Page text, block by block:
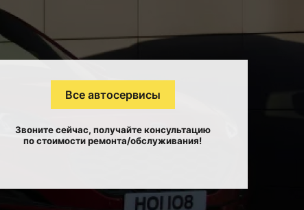
Все автосервисы
Звоните сейчас, получайте консультацию
по стоимости ремонта/обслуживания!